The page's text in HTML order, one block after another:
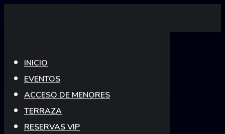
INICIO
EVENTOS
ACCESO DE MENORES
TERRAZA
RESERVAS VIP